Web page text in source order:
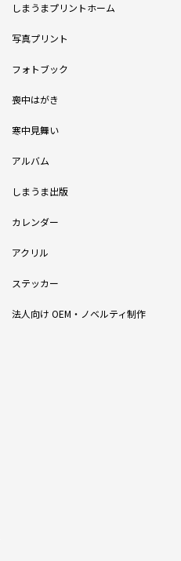
しまうまプリントホーム
写真プリント
フォトブック
喪中はがき
寒中見舞い
アルバム
しまうま出版
カレンダー
アクリル
ステッカー
法人向け OEM・ノベルティ制作